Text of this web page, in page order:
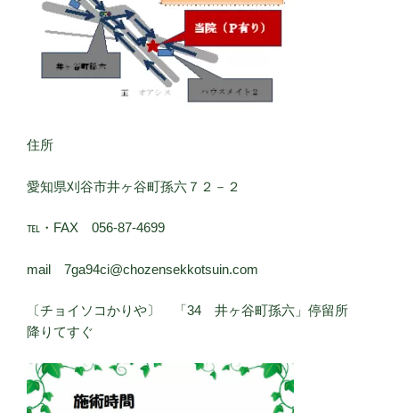
住所
愛知県刈谷市井ヶ谷町孫六７２－２
℡・FAX 056-87-4699
mail 7ga94ci@chozensekkotsuin.com
〔チョイソコかりや〕 「34 井ヶ谷町孫六」停留所
降りてすぐ